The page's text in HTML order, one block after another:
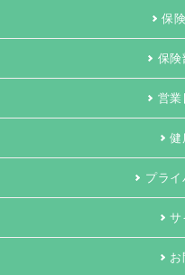
保
保険
営業
健
プラ
サ
お